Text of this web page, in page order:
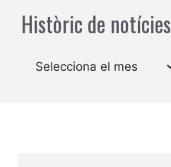
Històric de notícies
Arxius